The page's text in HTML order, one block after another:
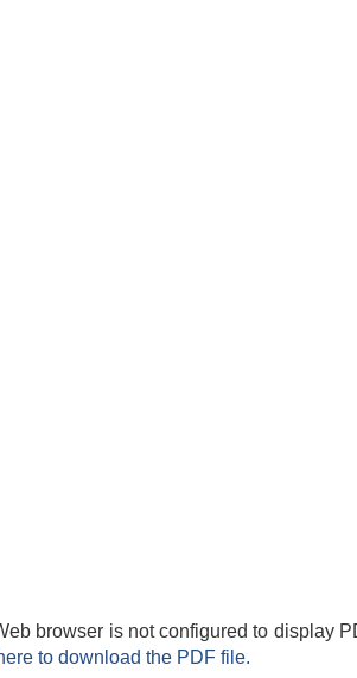
browser is not configured to display
to download the PDF file.